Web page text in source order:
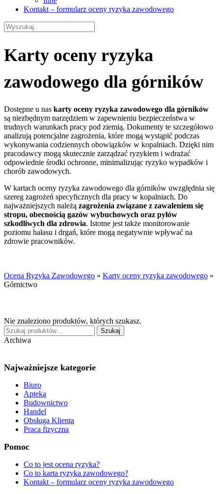
Kontakt – formularz oceny ryzyka zawodowego
Karty oceny ryzyka
zawodowego dla górników
Dostępne u nas karty oceny ryzyka zawodowego dla górników
są niezbędnym narzędziem w zapewnieniu bezpieczeństwa w
trudnych warunkach pracy pod ziemią. Dokumenty te szczegółowo
analizują potencjalne zagrożenia, które mogą wystąpić podczas
wykonywania codziennych obowiązków w kopalniach. Dzięki nim
pracodawcy mogą skutecznie zarządzać ryzykiem i wdrażać
odpowiednie środki ochronne, minimalizując ryzyko wypadków i
chorób zawodowych.
W kartach oceny ryzyka zawodowego dla górników uwzględnia się
szereg zagrożeń specyficznych dla pracy w kopalniach. Do
najważniejszych należą zagrożenia związane z zawaleniem się
stropu, obecnością gazów wybuchowych oraz pyłów
szkodliwych dla zdrowia. Istotne jest także monitorowanie
poziomu hałasu i drgań, które mogą negatywnie wpływać na
zdrowie pracowników.
Ocena Ryzyka Zawodowego » Karty oceny ryzyka zawodowego »
Górnictwo
Nie znaleziono produktów, których szukasz.
Szukaj:
Szukaj
Archiwa
Najważniejsze kategorie
Biuro
Apteka
Budownictwo
Handel
Obsługa Klienta
Praca fizyczna
Pomoc
Co to jest ocena ryzyka?
Co to karta ryzyka zawodowego?
Kontakt – formularz oceny ryzyka zawodowego